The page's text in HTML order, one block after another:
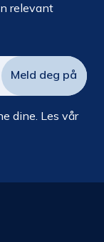
relevant
dine. Les vår